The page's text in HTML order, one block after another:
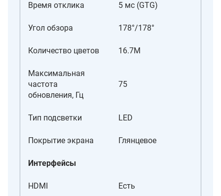
Время отклика 5 мс (GTG)
Угол обзора 178°/178°
Количество цветов 16.7M
Максимальная
частота
обновления, Гц
75
Тип подсветки LED
Покрытие экрана Глянцевое
Интерфейсы
HDMI Есть